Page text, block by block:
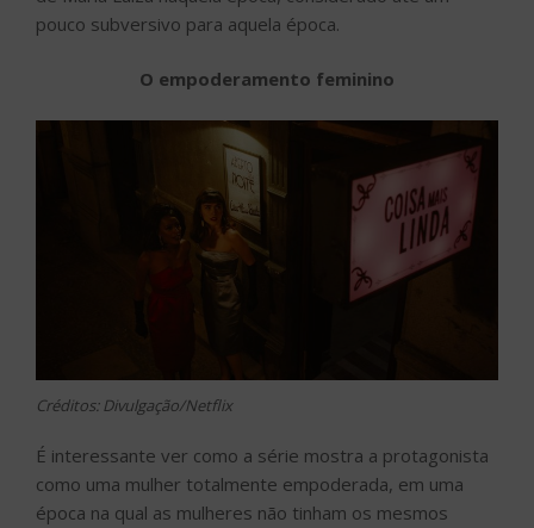
pouco subversivo para aquela época.
O empoderamento feminino
Créditos: Divulgação/Netflix
É interessante ver como a série mostra a protagonista
como uma mulher totalmente empoderada, em uma
época na qual as mulheres não tinham os mesmos